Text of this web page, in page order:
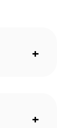
+
+